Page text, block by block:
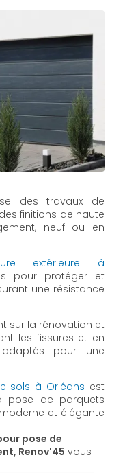
des travaux de
finitions de haute
neuf ou en
extérieure à
pour protéger et
une résistance
sur la rénovation et
les fissures et en
pour une
sols à Orléans est
pose de parquets
et élégante
pose de
Renov'45 vous